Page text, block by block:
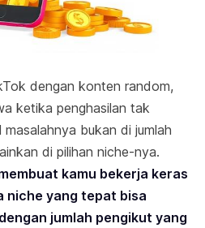
dengan konten random,
ketika penghasilan tak
bukan di jumlah
di pilihan niche-nya.
kamu bekerja keras
niche yang tepat bisa
jumlah pengikut yang